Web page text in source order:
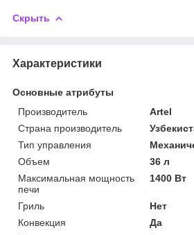
Скрыть
Характеристики
Основные атрибуты
Производитель
Artel
Страна производитель
Тип управления
Объем
36 л
Максимальная мощность
печи
1400 Вт
Гриль
Нет
Конвекция
Да